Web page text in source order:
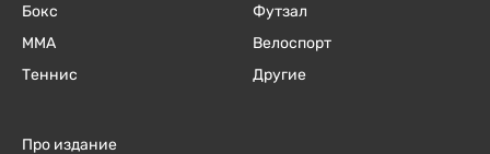
Бокс
ММА
Теннис
Футзал
Велоспорт
Другие
Про издание